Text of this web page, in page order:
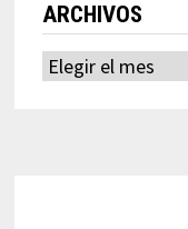
ARCHIVOS
Archivos